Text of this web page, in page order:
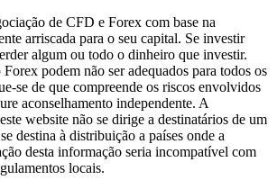
de CFD e Forex com base na
arriscada para o seu capital. Se investir
algum ou todo o dinheiro que investir.
podem não ser adequados para todos os
se de que compreende os riscos envolvidos
aconselhamento independente. A
website não se dirige a destinatários de um
destina à distribuição a países onde a
desta informação seria incompatível com
locais.